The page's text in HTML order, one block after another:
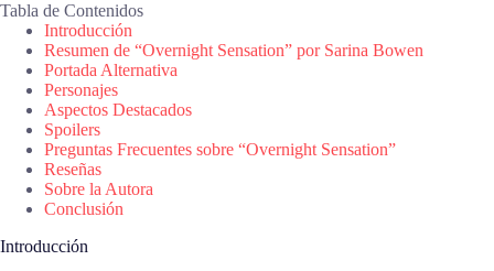
Tabla de Contenidos
Introducción
Resumen de “Overnight Sensation” por Sarina Bowen
Portada Alternativa
Personajes
Aspectos Destacados
Spoilers
Preguntas Frecuentes sobre “Overnight Sensation”
Reseñas
Sobre la Autora
Conclusión
Introducción